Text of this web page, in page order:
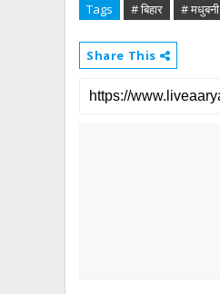
Tags # बिहार # मधुबनी
Share This